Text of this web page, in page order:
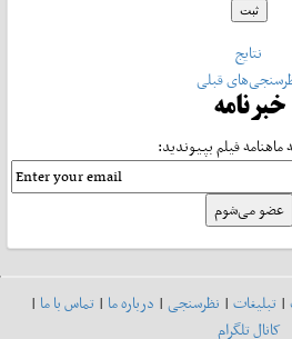
نتایج
قبلی
خبرنامه
ماهنامه فیلم بپیوندید:
تبلیغات| نظرسنجی| درباره ما| تماس با ما|
کانال تلگرام